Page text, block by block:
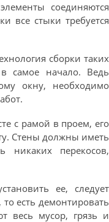
соединяются
все стыки требуется
сборки таких
самое начало. Ведь
окну, необходимо
с рамой в проем, его
Стены должны иметь
никаких перекосов,
ее, следует
то есть демонтировать
весь мусор, грязь и